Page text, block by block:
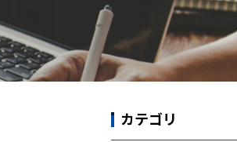
カテゴリ